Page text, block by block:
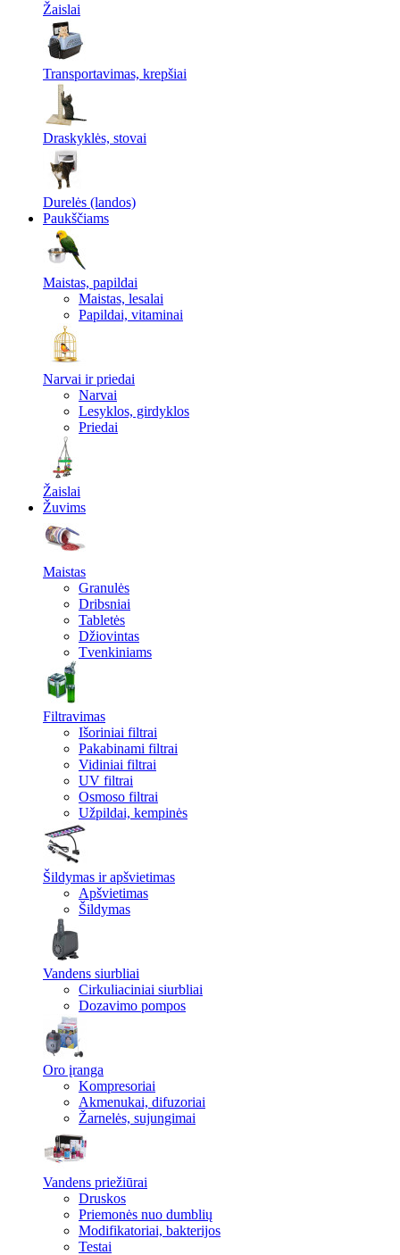
Žaislai
Transportavimas, krepšiai
Draskyklės, stovai
Durelės (landos)
Paukščiams
Maistas, papildai
Maistas, lesalai
Papildai, vitaminai
Narvai ir priedai
Narvai
Lesyklos, girdyklos
Priedai
Žaislai
Žuvims
Maistas
Granulės
Dribsniai
Tabletės
Džiovintas
Tvenkiniams
Filtravimas
Išoriniai filtrai
Pakabinami filtrai
Vidiniai filtrai
UV filtrai
Osmoso filtrai
Užpildai, kempinės
Šildymas ir apšvietimas
Apšvietimas
Šildymas
Vandens siurbliai
Cirkuliaciniai siurbliai
Dozavimo pompos
Oro įranga
Kompresoriai
Akmenukai, difuzoriai
Žarnelės, sujungimai
Vandens priežiūrai
Druskos
Priemonės nuo dumblių
Modifikatoriai, bakterijos
Testai